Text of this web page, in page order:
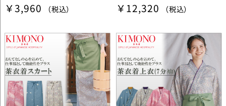
￥3,960 （税込） ￥12,320 （税込）